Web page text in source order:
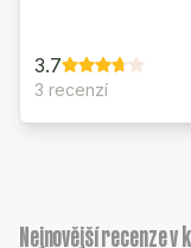
3.7
3 recenzí
Nejnovější recenze v